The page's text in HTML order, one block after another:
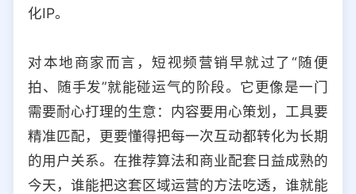
化IP。
对本地商家而言，短视频营销早就过了“随便
拍、随手发”就能碰运气的阶段。它更像是一门
需要耐心打理的生意：内容要用心策划，工具要
精准匹配，更要懂得把每一次互动都转化为长期
的用户关系。在推荐算法和商业配套日益成熟的
今天，谁能把这套区域运营的方法吃透，谁就能